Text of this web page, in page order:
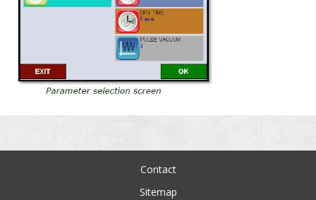
Contact
Sitemap